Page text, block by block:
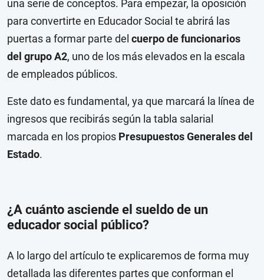
una serie de conceptos. Para empezar, la oposición
para convertirte en Educador Social te abrirá las
puertas a formar parte del cuerpo de funcionarios
del grupo A2, uno de los más elevados en la escala
de empleados públicos.
Este dato es fundamental, ya que marcará la línea de
ingresos que recibirás según la tabla salarial
marcada en los propios Presupuestos Generales del
Estado.
¿A cuánto asciende el sueldo de un
educador social público?
A lo largo del artículo te explicaremos de forma muy
detallada las diferentes partes que conforman el